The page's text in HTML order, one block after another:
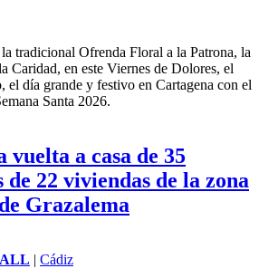
tradicional Ofrenda Floral a la Patrona, la
Caridad, en este Viernes de Dolores, el
el día grande y festivo en Cartagena con el
Santa 2026.
a casa de 35